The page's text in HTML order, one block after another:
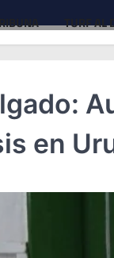
TURF AL
en